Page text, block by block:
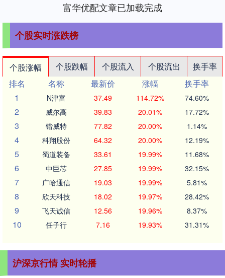
富华优配文章已加载完成
个股实时涨跌榜
个股涨幅 个股跌幅 个股流入 个股流出
换手率
排名
名称 最新价 涨幅
换手率
1
N津富 37.49 114.72% 74.60%
2 威尔高 39.83 20.01% 17.72%
3 锴威特 77.82 20.00% 1.14%
4 科翔股份 64.32 20.00% 12.19%
5 蜀道装备 33.61 19.99% 11.68%
6 中巨芯 27.85 19.99% 32.15%
7 广哈通信 19.03 19.99% 5.81%
8 欣天科技 18.02 19.97% 28.42%
9 飞天诚信 12.56 19.96% 8.37%
10 任子行 7.16 19.93% 31.31%
沪深京行情 实时轮播